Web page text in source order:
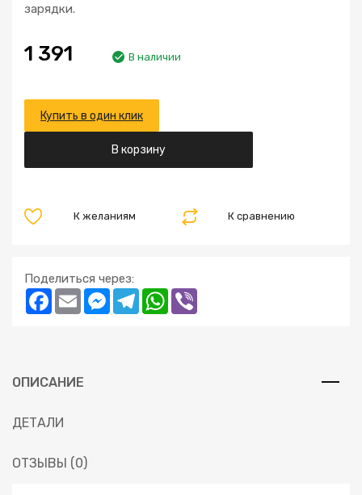
зарядки.
1 391 В наличии
Купить в один клик
В корзину
К сравнению
К желаниям
Поделиться через:
Facebook
Email Messenger
TelegramWhatsApp
ОПИСАНИЕ
ДЕТАЛИ
ОТЗЫВЫ (0)